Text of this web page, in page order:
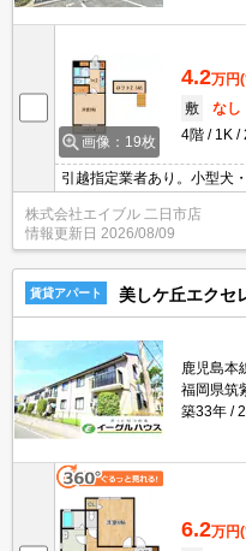
画像：19枚
4.2万円
敷
なし
4階
1K
引越指定業者あり。小型犬
合、礼金1ヵ月分増。オー
付き。
株式会社エイブル 二日市店
情報更新日 2026/08/09
賃貸アパート 美しケ丘エクセ
鹿児島本
福岡県筑
築33年
6.2万円